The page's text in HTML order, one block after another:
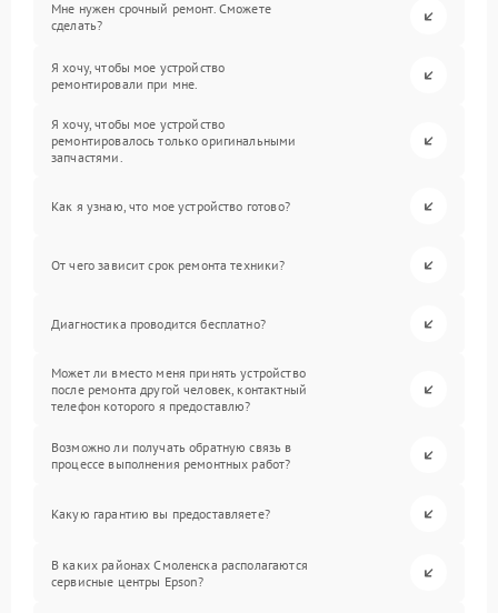
Мне нужен срочный ремонт. Сможете
сделать?
Я хочу, чтобы мое устройство
ремонтировали при мне.
Я хочу, чтобы мое устройство
ремонтировалось только оригинальными
запчастями.
Как я узнаю, что мое устройство готово?
От чего зависит срок ремонта техники?
Диагностика проводится бесплатно?
Может ли вместо меня принять устройство
после ремонта другой человек, контактный
телефон которого я предоставлю?
Возможно ли получать обратную связь в
процессе выполнения ремонтных работ?
Какую гарантию вы предоставляете?
В каких районах Смоленска располагаются
сервисные центры Epson?